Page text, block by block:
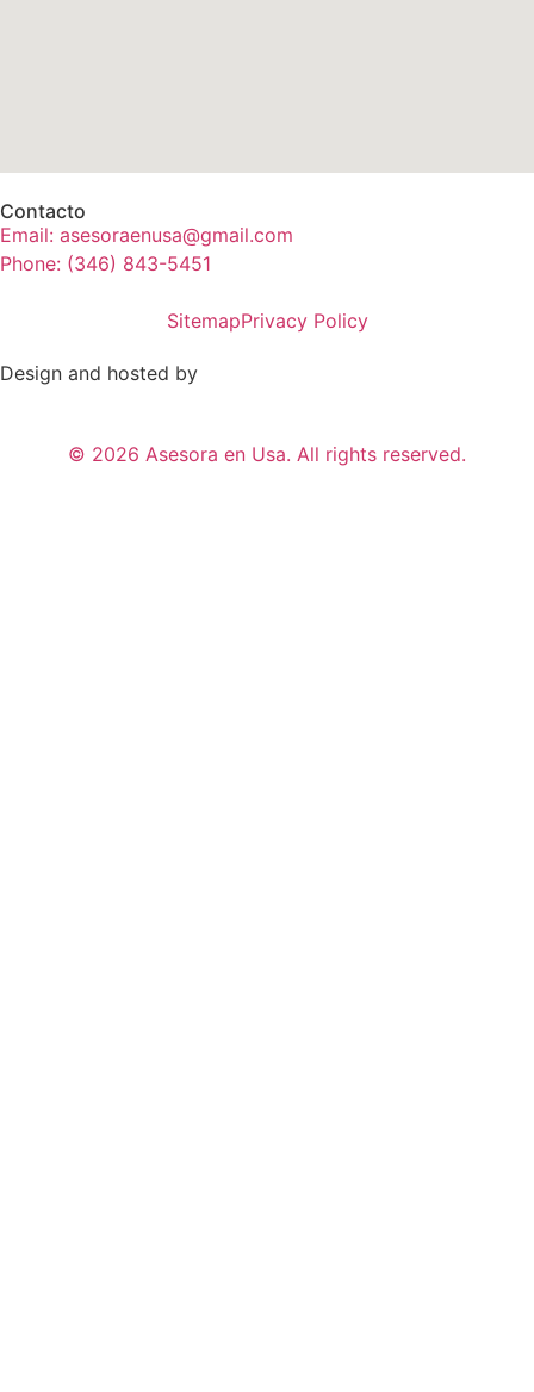
Contacto
Email: asesoraenusa@gmail.com
Phone: (346) 843-5451
SitemapPrivacy Policy
Design and hosted by
© 2026 Asesora en Usa. All rights reserved.